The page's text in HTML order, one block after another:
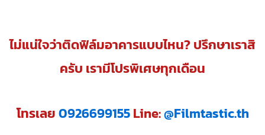
ไม่แน่ใจว่าติดฟิล์มอาคารแบบไหน? ปรึกษาเราสิ
ครับ เรามีโปรพิเศษทุกเดือน
โทรเลย0926699155Line:@Filmtastic.th